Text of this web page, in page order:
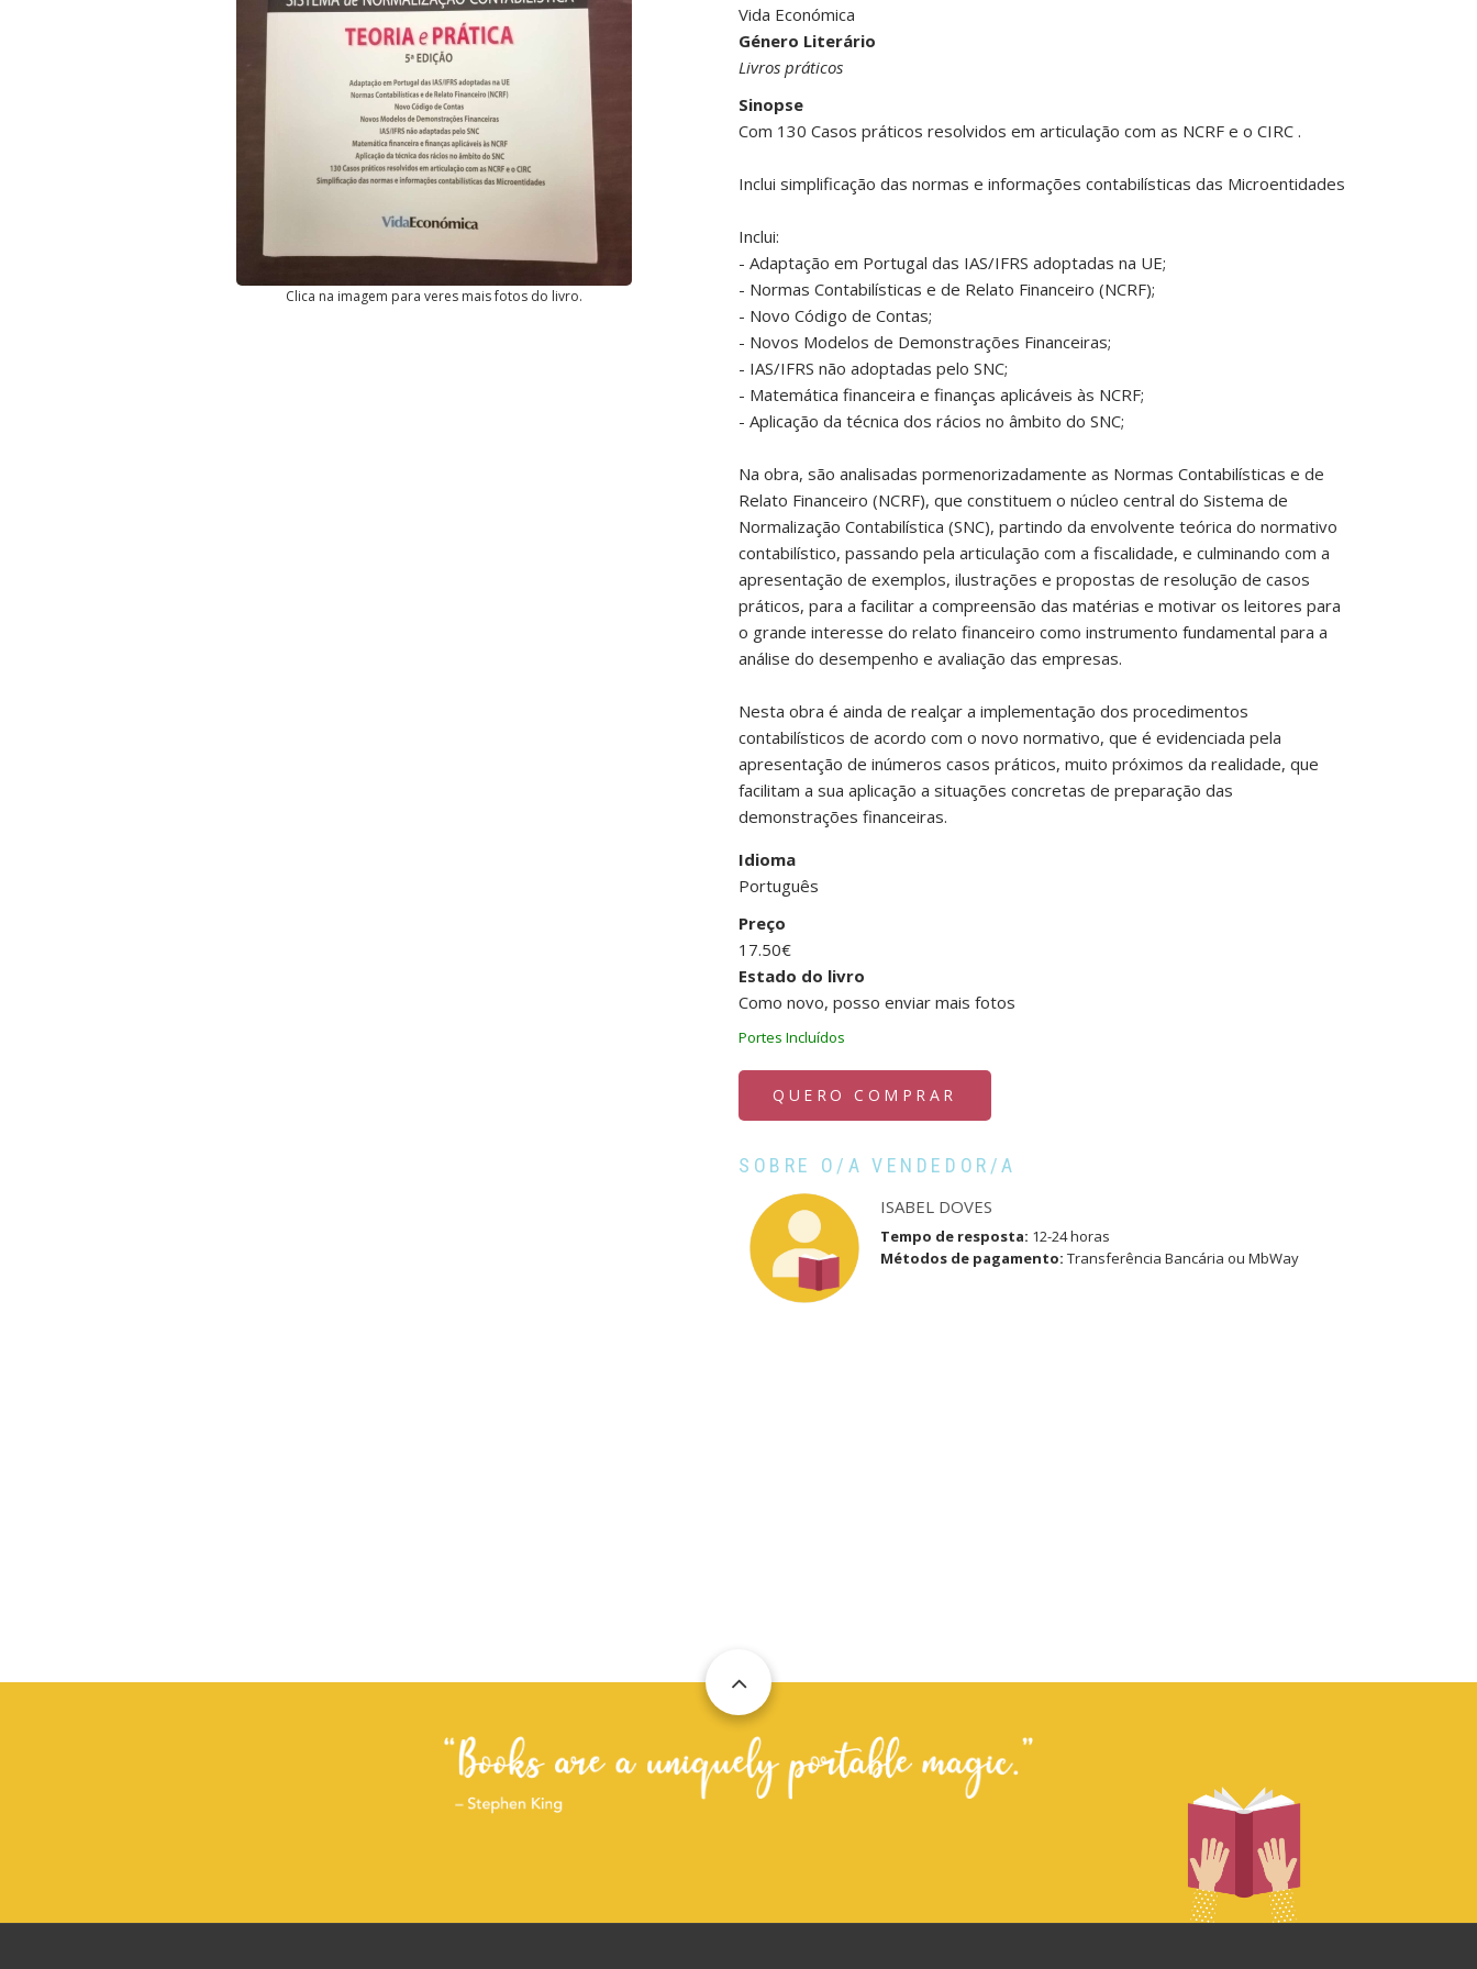
Clica na imagem para veres mais fotos do livro.
Vida Económica
Género Literário
Livros práticos
Sinopse
Com 130 Casos práticos resolvidos em articulação com as NCRF e o CIRC .
Inclui simplificação das normas e informações contabilísticas das Microentidades
Inclui:
- Adaptação em Portugal das IAS/IFRS adoptadas na UE;
- Normas Contabilísticas e de Relato Financeiro (NCRF);
- Novo Código de Contas;
- Novos Modelos de Demonstrações Financeiras;
- IAS/IFRS não adoptadas pelo SNC;
- Matemática financeira e finanças aplicáveis às NCRF;
- Aplicação da técnica dos rácios no âmbito do SNC;
Na obra, são analisadas pormenorizadamente as Normas Contabilísticas e de
Relato Financeiro (NCRF), que constituem o núcleo central do Sistema de
Normalização Contabilística (SNC), partindo da envolvente teórica do normativo
contabilístico, passando pela articulação com a fiscalidade, e culminando com a
apresentação de exemplos, ilustrações e propostas de resolução de casos
práticos, para a facilitar a compreensão das matérias e motivar os leitores para
o grande interesse do relato financeiro como instrumento fundamental para a
análise do desempenho e avaliação das empresas.
Nesta obra é ainda de realçar a implementação dos procedimentos
contabilísticos de acordo com o novo normativo, que é evidenciada pela
apresentação de inúmeros casos práticos, muito próximos da realidade, que
facilitam a sua aplicação a situações concretas de preparação das
demonstrações financeiras.
Idioma
Português
Preço
17.50€
Estado do livro
Como novo, posso enviar mais fotos
Portes Incluídos
QUERO COMPRAR
SOBRE O/A VENDEDOR/A
ISABEL DOVES
Tempo de resposta: 12-24 horas
Métodos de pagamento: Transferência Bancária ou MbWay